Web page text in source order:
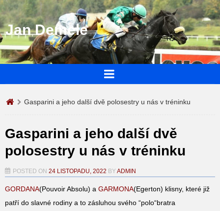
Jan Demele
Gasparini a jeho další dvě polosestry u nás v tréninku
Gasparini a jeho další dvě
polosestry u nás v tréninku
POSTED ON 24 LISTOPADU, 2022 BYADMIN
GORDANA(Pouvoir Absolu) a GARMONA(Egerton) klisny, které již
patří do slavné rodiny a to zásluhou svého “polo“bratra